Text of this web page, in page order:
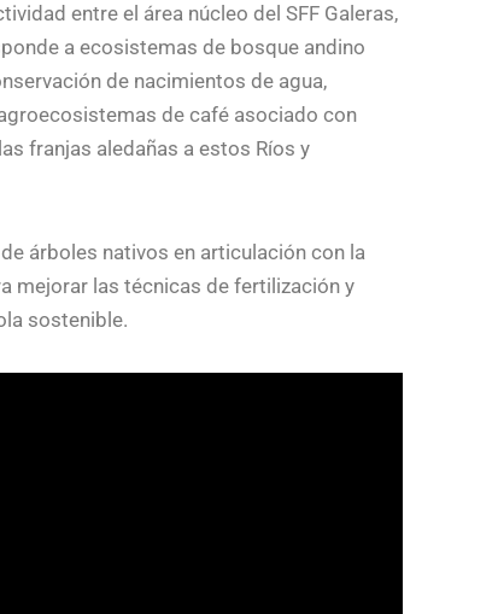
entre el área núcleo del SFF Galeras,
a ecosistemas de bosque andino
de nacimientos de agua,
de café asociado con
franjas aledañas a estos Ríos y
árboles nativos en articulación con la
mejorar las técnicas de fertilización y
sostenible.